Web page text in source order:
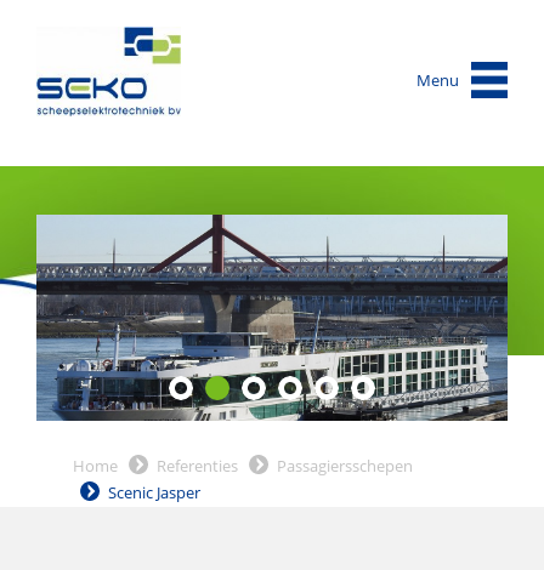
Menu
Home Referenties
Passagiersschepen
Scenic Jasper